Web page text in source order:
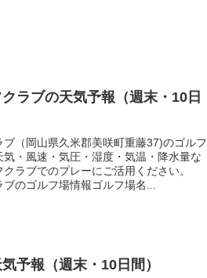
ラブの天気予報（週末・10日
（岡山県久米郡美咲町重藤37)のゴルフ
・風速・気圧・湿度・気温・降水量な
ラブでのプレーにご活用ください。
のゴルフ場情報ゴルフ場名...
予報（週末・10日間）